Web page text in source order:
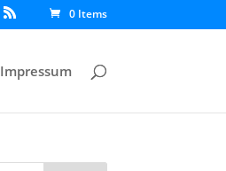
0 Items
Impressum